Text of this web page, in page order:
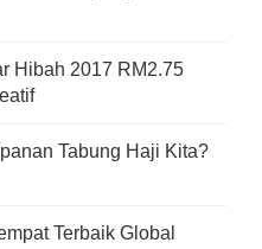
Hibah 2017 RM2.75
Tabung Haji Kita?
Terbaik Global